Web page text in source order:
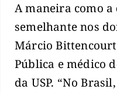
A maneira como
semelhante nos
Márcio
Pública e médico
da USP. “No